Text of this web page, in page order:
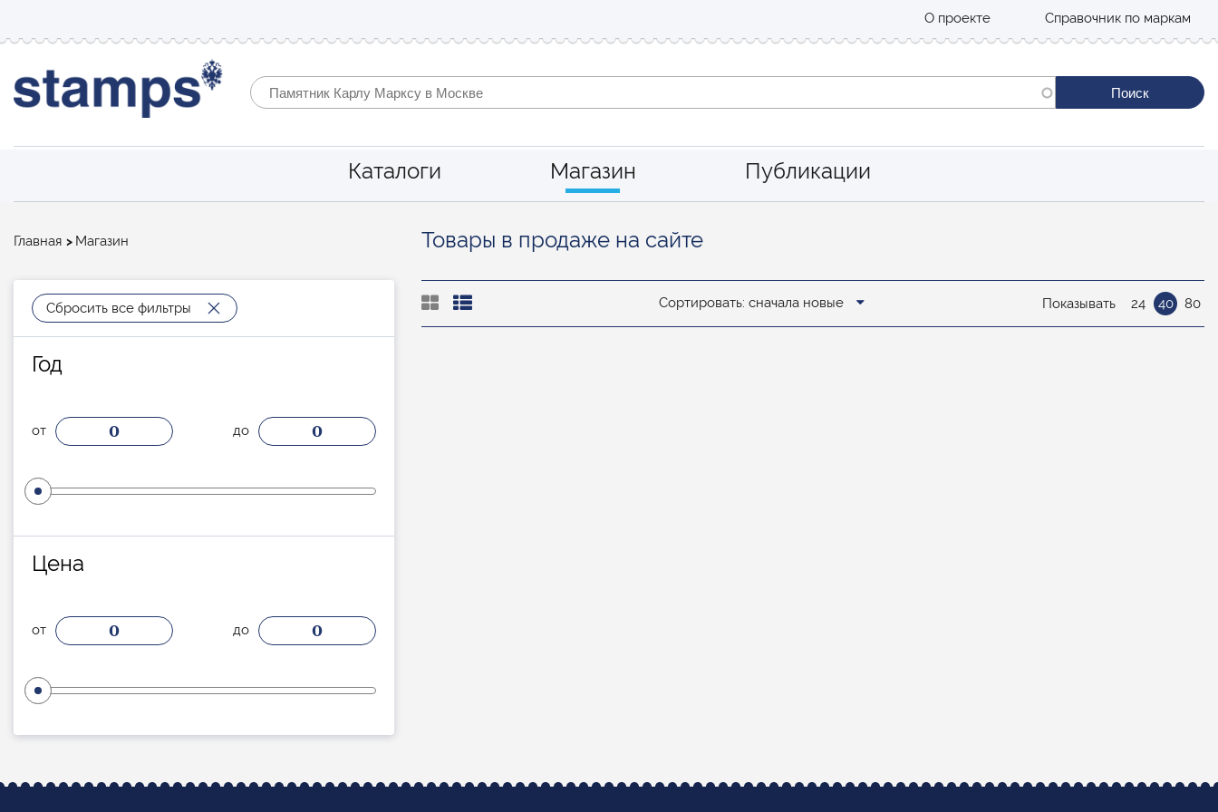
О проекте Справочник по маркам
Каталоги Магазин Публикации
Строка
Главная Магазин Товары в продаже на сайте
Сбросить все фильтры
Год
от 0 до 0
Цена
от 0 до 0
Сортировать: сначала новые Показывать 24 40 80